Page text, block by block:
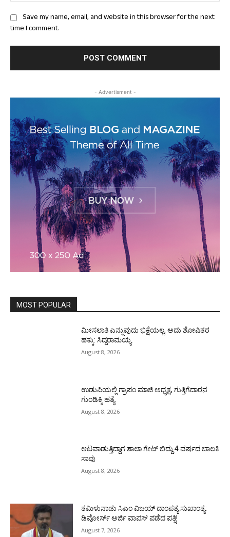
Save my name, email, and website in this browser for the next
time I comment.
- Advertisment -
MOST POPULAR
ಮೀಸಲಾತಿ ಎನ್ನುವುದು ಭಿಕ್ಷೆಯಲ್ಲ, ಅದು ಶೋಷಿತರ
ಹಕ್ಕು: ಸಿದ್ದರಾಮಯ್ಯ
August 8, 2026
ಉಡುಪಿಯಲ್ಲಿ ಗ್ರಾಪಂ ಮಾಜಿ ಅಧ್ಯಕ್ಷ, ಗುತ್ತಿಗೆದಾರನ
ಗುಂಡಿಕ್ಕಿ ಹತ್ಯೆ
August 8, 2026
ಆಟವಾಡುತ್ತಿದ್ದಾಗ ಶಾಲಾ ಗೇಟ್‌ ಬಿದ್ದು 4 ವರ್ಷದ ಬಾಲಕಿ
ಸಾವು
August 8, 2026
ತಮಿಳುನಾಡು ಸಿಎಂ ವಿಜಯ್‌ ದಾಂಪತ್ಯ ಸುಖಾಂತ್ಯ:
ಡಿವೋರ್ಸ್‌ ಅರ್ಜಿ ವಾಪಸ್‌ ಪಡೆದ ಪತ್ನಿ!
August 7, 2026